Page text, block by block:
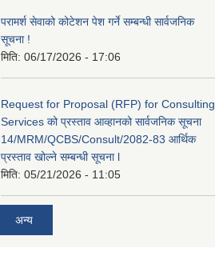
परामर्श सेवाको कोटेशन पेश गर्ने सम्बन्धी सार्वजनिक
सूचना !
मिति: 06/17/2026 - 17:06
Request for Proposal (RFP) for Consulting
Services को प्रस्ताव आव्हानको सार्वजनिक सूचना
14/MRM/QCBS/Consult/2082-83 आर्थिक
प्रस्ताव खोल्ने सम्बन्धी सूचना l
मिति: 05/21/2026 - 11:05
अन्य